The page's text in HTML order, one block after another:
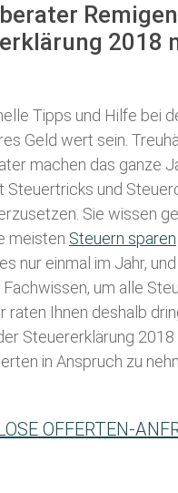
2018
Tipps und Hilfe bei
Geld wert sein.
machen das ganze
Steuertricks und
Sie wissen
meisten Steuern sparen
nur einmal im Jahr,
um alle
raten Ihnen deshalb
Steuererklärung
in Anspruch zu
OFFERTEN-